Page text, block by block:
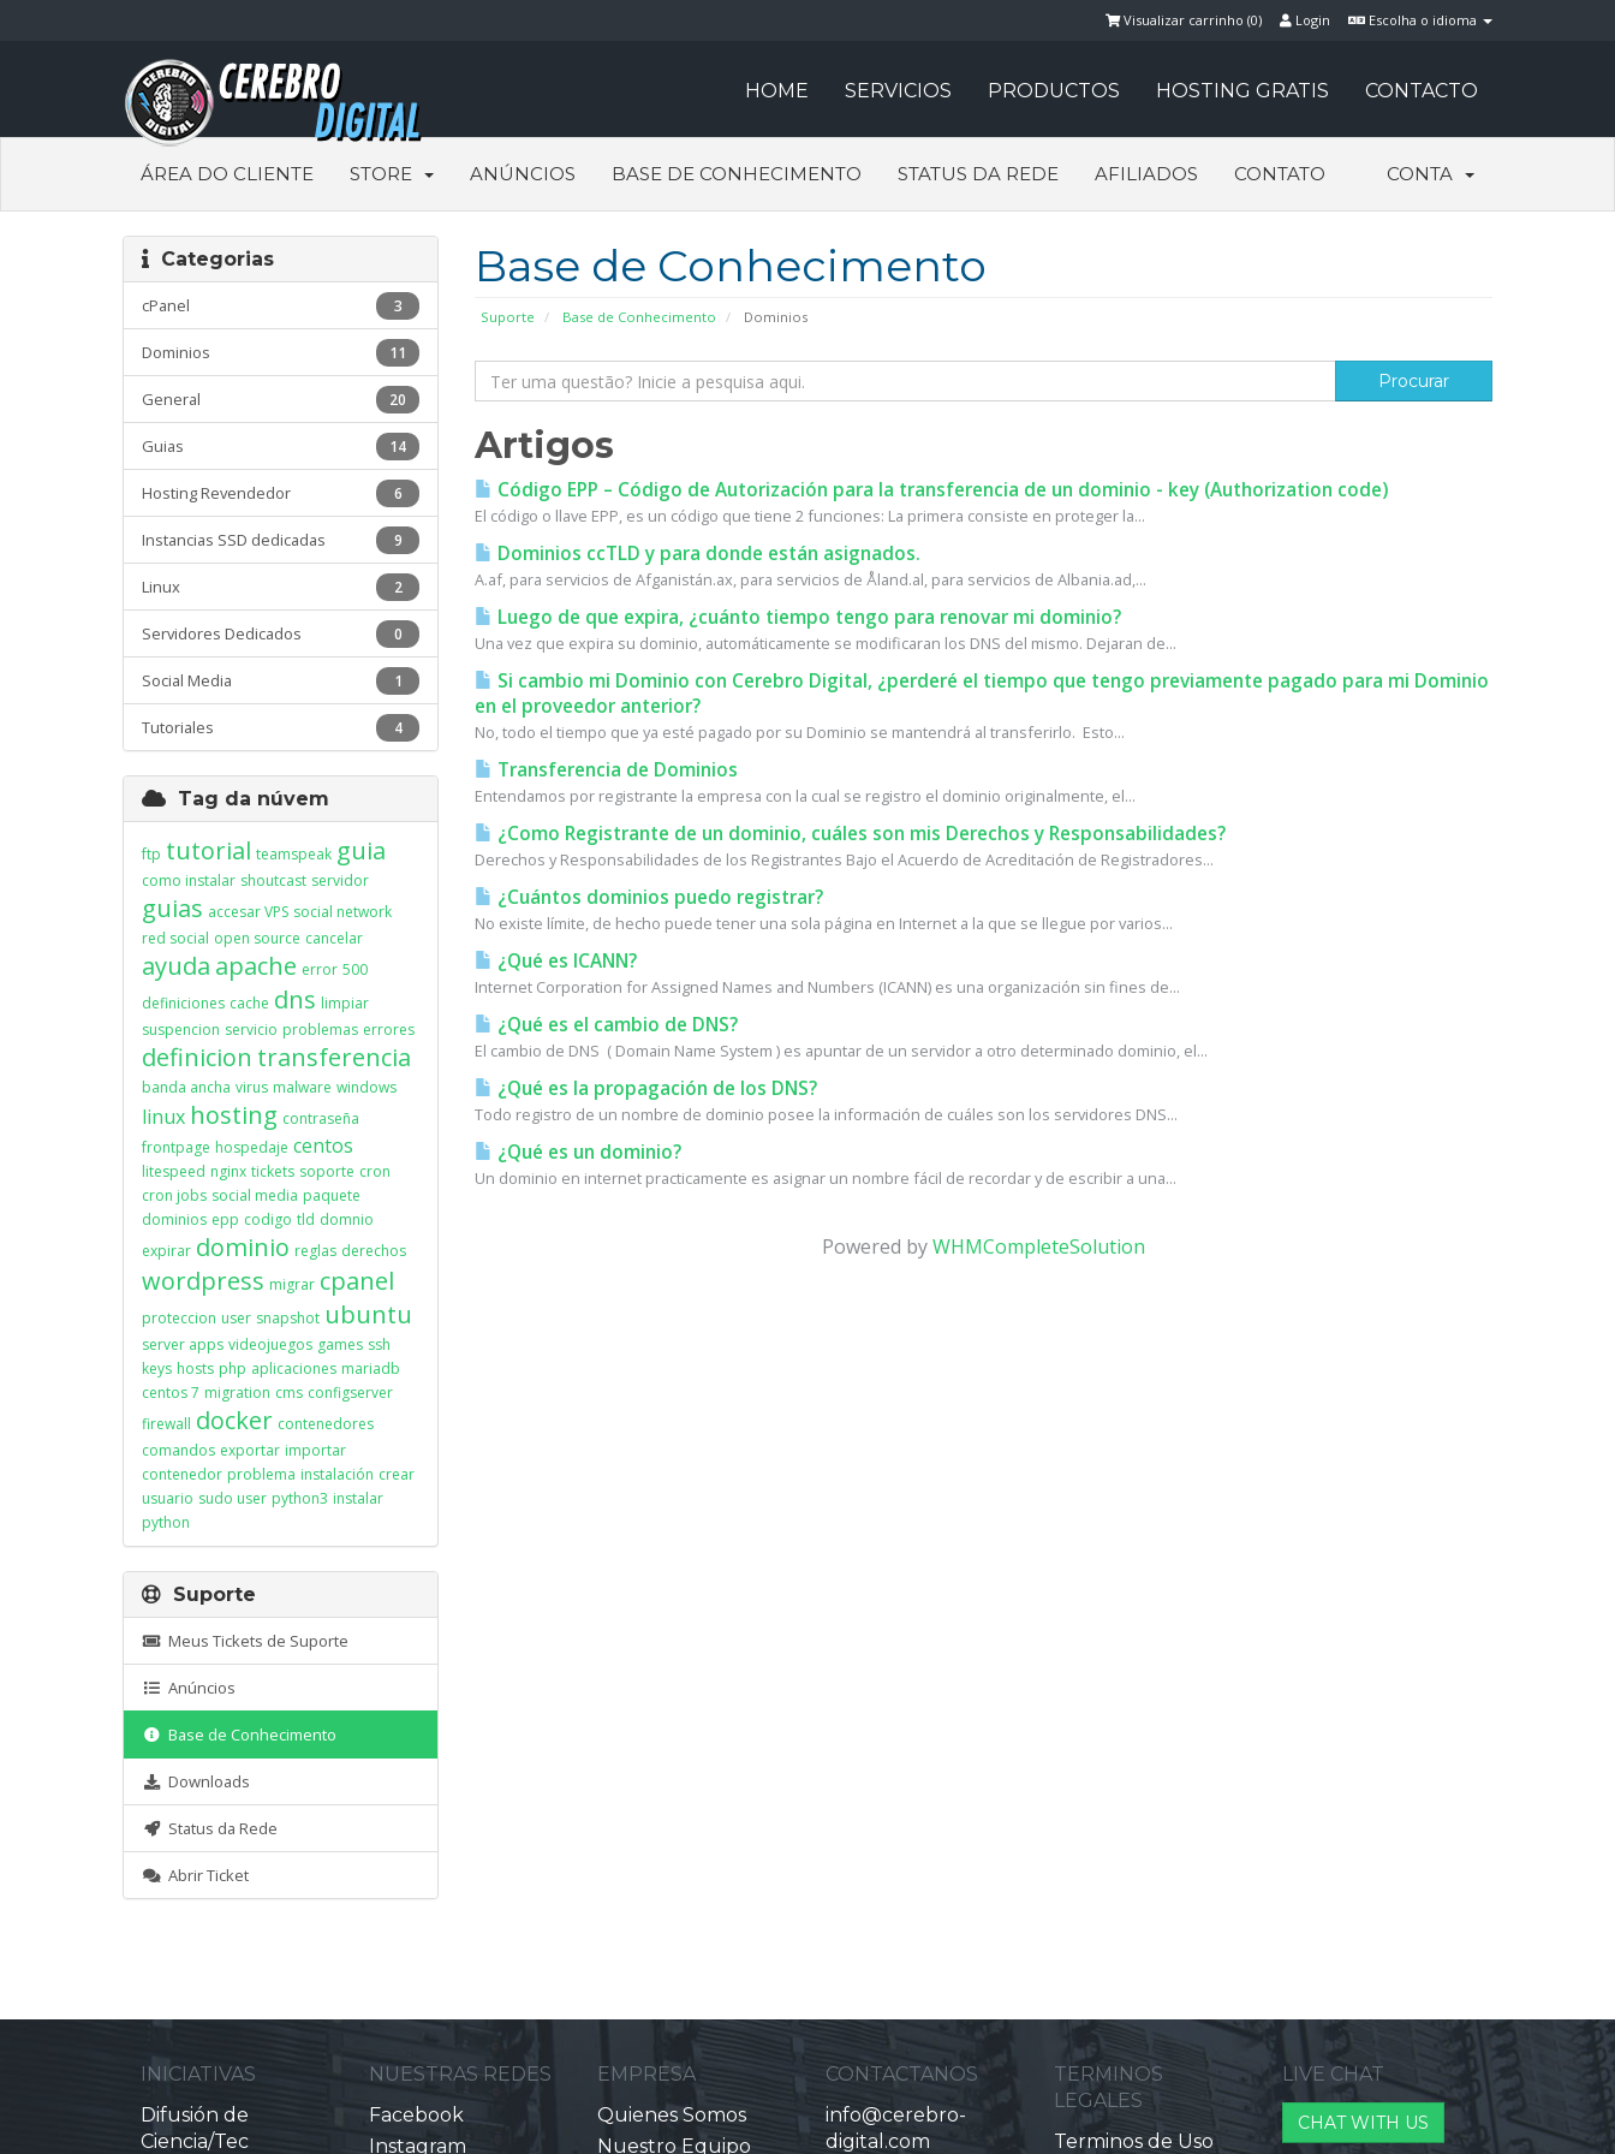
Escolha o idioma
Login
Visualizar carrinho (0)
HOME SERVICIOS PRODUCTOS HOSTING GRATIS CONTACTO
ÁREA DO CLIENTE STORE ANÚNCIOS BASE DE CONHECIMENTO STATUS DA REDE AFILIADOS CONTATO CONTA
Base de Conhecimento
Suporte Base de Conhecimento Dominios
Categorias
3
cPanel
11
Dominios
20
General
14
Guias
6
Hosting Revendedor
9
Instancias SSD dedicadas
2
Linux
0
Servidores Dedicados
1
Social Media
4
Tutoriales
Artigos
Código EPP – Código de Autorización para la transferencia de un dominio - key (Authorization code)
El código o llave EPP, es un código que tiene 2 funciones: La primera consiste en proteger la...
Dominios ccTLD y para donde están asignados.
A.af, para servicios de Afganistán.ax, para servicios de Åland.al, para servicios de Albania.ad,...
Luego de que expira, ¿cuánto tiempo tengo para renovar mi dominio?
Una vez que expira su dominio, automáticamente se modificaran los DNS del mismo. Dejaran de...
Si cambio mi Dominio con Cerebro Digital, ¿perderé el tiempo que tengo previamente pagado para mi Dominio
en el proveedor anterior?
No, todo el tiempo que ya esté pagado por su Dominio se mantendrá al transferirlo. Esto...
Transferencia de Dominios
Entendamos por registrante la empresa con la cual se registro el dominio originalmente, el...
¿Como Registrante de un dominio, cuáles son mis Derechos y Responsabilidades?
Derechos y Responsabilidades de los Registrantes Bajo el Acuerdo de Acreditación de Registradores...
¿Cuántos dominios puedo registrar?
No existe límite, de hecho puede tener una sola página en Internet a la que se llegue por varios...
¿Qué es ICANN?
Internet Corporation for Assigned Names and Numbers (ICANN) es una organización sin fines de...
¿Qué es el cambio de DNS?
El cambio de DNS ( Domain Name System ) es apuntar de un servidor a otro determinado dominio, el...
¿Qué es la propagación de los DNS?
Todo registro de un nombre de dominio posee la información de cuáles son los servidores DNS...
¿Qué es un dominio?
Un dominio en internet practicamente es asignar un nombre fácil de recordar y de escribir a una...
Powered byWHMCompleteSolution
Tag da núvem
ftp tutorial teamspeak guia
como instalar shoutcast servidor
guias accesar VPS social network
red social open source cancelar
ayuda apache error 500
definiciones cache dns limpiar
suspencion servicio problemas errores
definicion transferencia
banda ancha virus malware windows
linux hosting contraseña
frontpage hospedaje centos
litespeed nginx tickets soporte cron
cron jobs social media paquete
dominios epp codigo tld domnio
expirar dominio reglas derechos
wordpress migrar cpanel
proteccion user snapshot ubuntu
server apps videojuegos games ssh
keys hosts php aplicaciones mariadb
centos 7 migration cms configserver
firewall docker contenedores
comandos exportar importar
contenedor problema instalación crear
usuario sudo user python3 instalar
python
Suporte
Meus Tickets de Suporte
Anúncios
Base de Conhecimento
Downloads
Status da Rede
Abrir Ticket
INICIATIVAS
Difusión de
Ciencia/Tec
NUESTRAS REDES
Facebook
Instagram
EMPRESA
Quienes Somos
Nuestro Equipo
CONTACTANOS
info@cerebro-
digital.com
TERMINOS
LEGALES
Terminos de Uso
LIVE CHAT
CHAT WITH US